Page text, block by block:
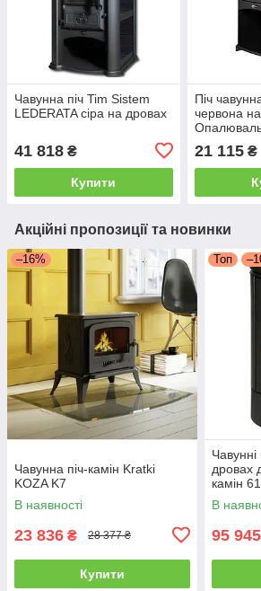
Чавунна піч Tim Sistem
LEDERATA сіра на дровах
41 818 ₴
Купити
Піч
червона
піч NORA
21 115₴
Акційні пропозиції та новинки
–16%
Чавунна піч-камін Kratki
KOZA K7
В наявності
23 836 ₴ 28 377 ₴
Купити
Топ
Чавунні
дровах
камін
Чавунна
горіння
В
95 945